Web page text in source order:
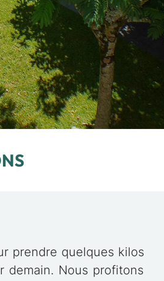
prendre quelques kilos
demain. Nous profitons